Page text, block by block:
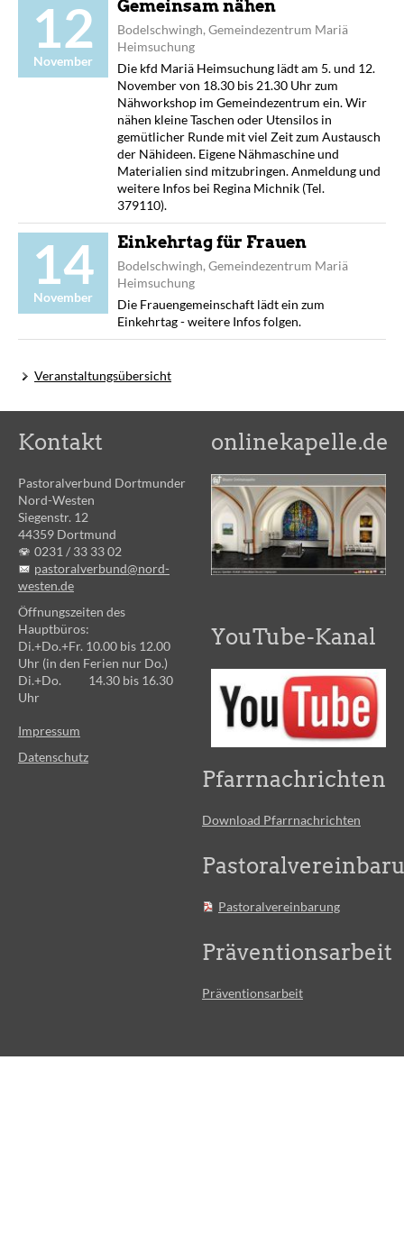
12
November
Gemeinsam nähen
Bodelschwingh, Gemeindezentrum Mariä
Heimsuchung
Die kfd Mariä Heimsuchung lädt am 5. und 12.
November von 18.30 bis 21.30 Uhr zum
Nähworkshop im Gemeindezentrum ein. Wir
nähen kleine Taschen oder Utensilos in
gemütlicher Runde mit viel Zeit zum Austausch
der Nähideen. Eigene Nähmaschine und
Materialien sind mitzubringen. Anmeldung und
weitere Infos bei Regina Michnik (Tel.
379110).
14
November
Einkehrtag für Frauen
Bodelschwingh, Gemeindezentrum Mariä
Heimsuchung
Die Frauengemeinschaft lädt ein zum
Einkehrtag - weitere Infos folgen.
Veranstaltungsübersicht
Kontakt
Pastoralverbund Dortmunder
Nord-Westen
Siegenstr. 12
44359 Dortmund
0231 / 33 33 02
pastoralverbund@nord-
westen.de
Öffnungszeiten des
Hauptbüros:
Di.+Do.+Fr. 10.00 bis 12.00
Uhr (in den Ferien nur Do.)
Di.+Do. 14.30 bis 16.30
Uhr
Impressum
Datenschutz
onlinekapelle.de
YouTube-Kanal
Pfarrnachrichten
Download Pfarrnachrichten
Pastoralvereinbarung
Präventionsarbeit
Präventionsarbeit